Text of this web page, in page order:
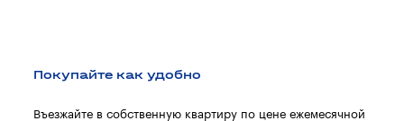
Покупайте как удобно
Въезжайте в собственную квартиру по цене ежемесячной